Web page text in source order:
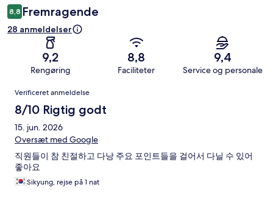
8,8 Fremragende
28 anmeldelser
9,2
Rengøring
8,8
Faciliteter
9,4
Service og personale
Anmeldelser
Verificeret anmeldelse
8/10 Rigtig godt
15. jun. 2026
Oversæt med Google
직원들이 참 친절하고 다낭 주요 포인트들을 걸어서 다닐 수 있어
좋아요
Sikyung, rejse på 1 nat